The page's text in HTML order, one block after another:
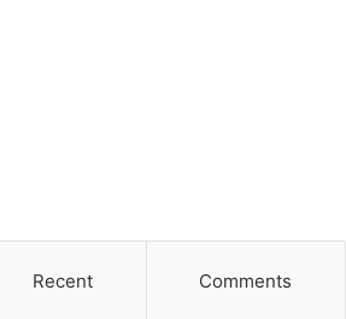
Recent Comments